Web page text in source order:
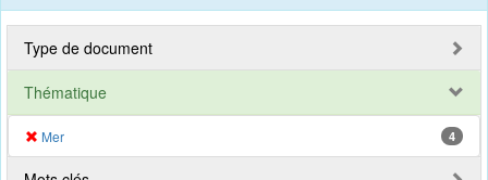
Type de document
Thématique
Mer 4